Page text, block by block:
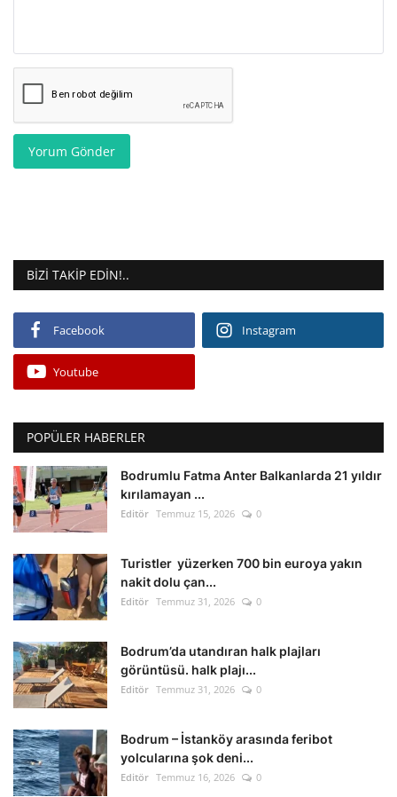
Yorum Gönder
BIZI TAKIP EDIN!..
Facebook Instagram
Youtube
POPÜLER HABERLER
Bodrumlu Fatma Anter Balkanlarda 21 yıldır
kırılamayan ...
Editör Temmuz 15, 2026 0
Turistler yüzerken 700 bin euroya yakın
nakit dolu çan...
Editör Temmuz 31, 2026 0
Bodrum’da utandıran halk plajları
görüntüsü. halk plajı...
Editör Temmuz 31, 2026 0
Bodrum – İstanköy arasında feribot
yolcularına şok deni...
Editör Temmuz 16, 2026 0